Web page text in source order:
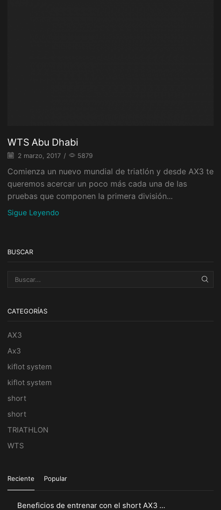
WTS Abu Dhabi
2 marzo, 2017 / 5879
Comienza un nuevo mundial de triatlón y desde AX3 te
queremos acercar un poco más cada una de las
pruebas que componen la primera división...
Sigue Leyendo
BUSCAR
CATEGORÍAS
AX3
Ax3
kiflot system
kiflot system
short
short
TRIATHLON
WTS
Reciente Popular
Beneficios de entrenar con el short AX3 ...